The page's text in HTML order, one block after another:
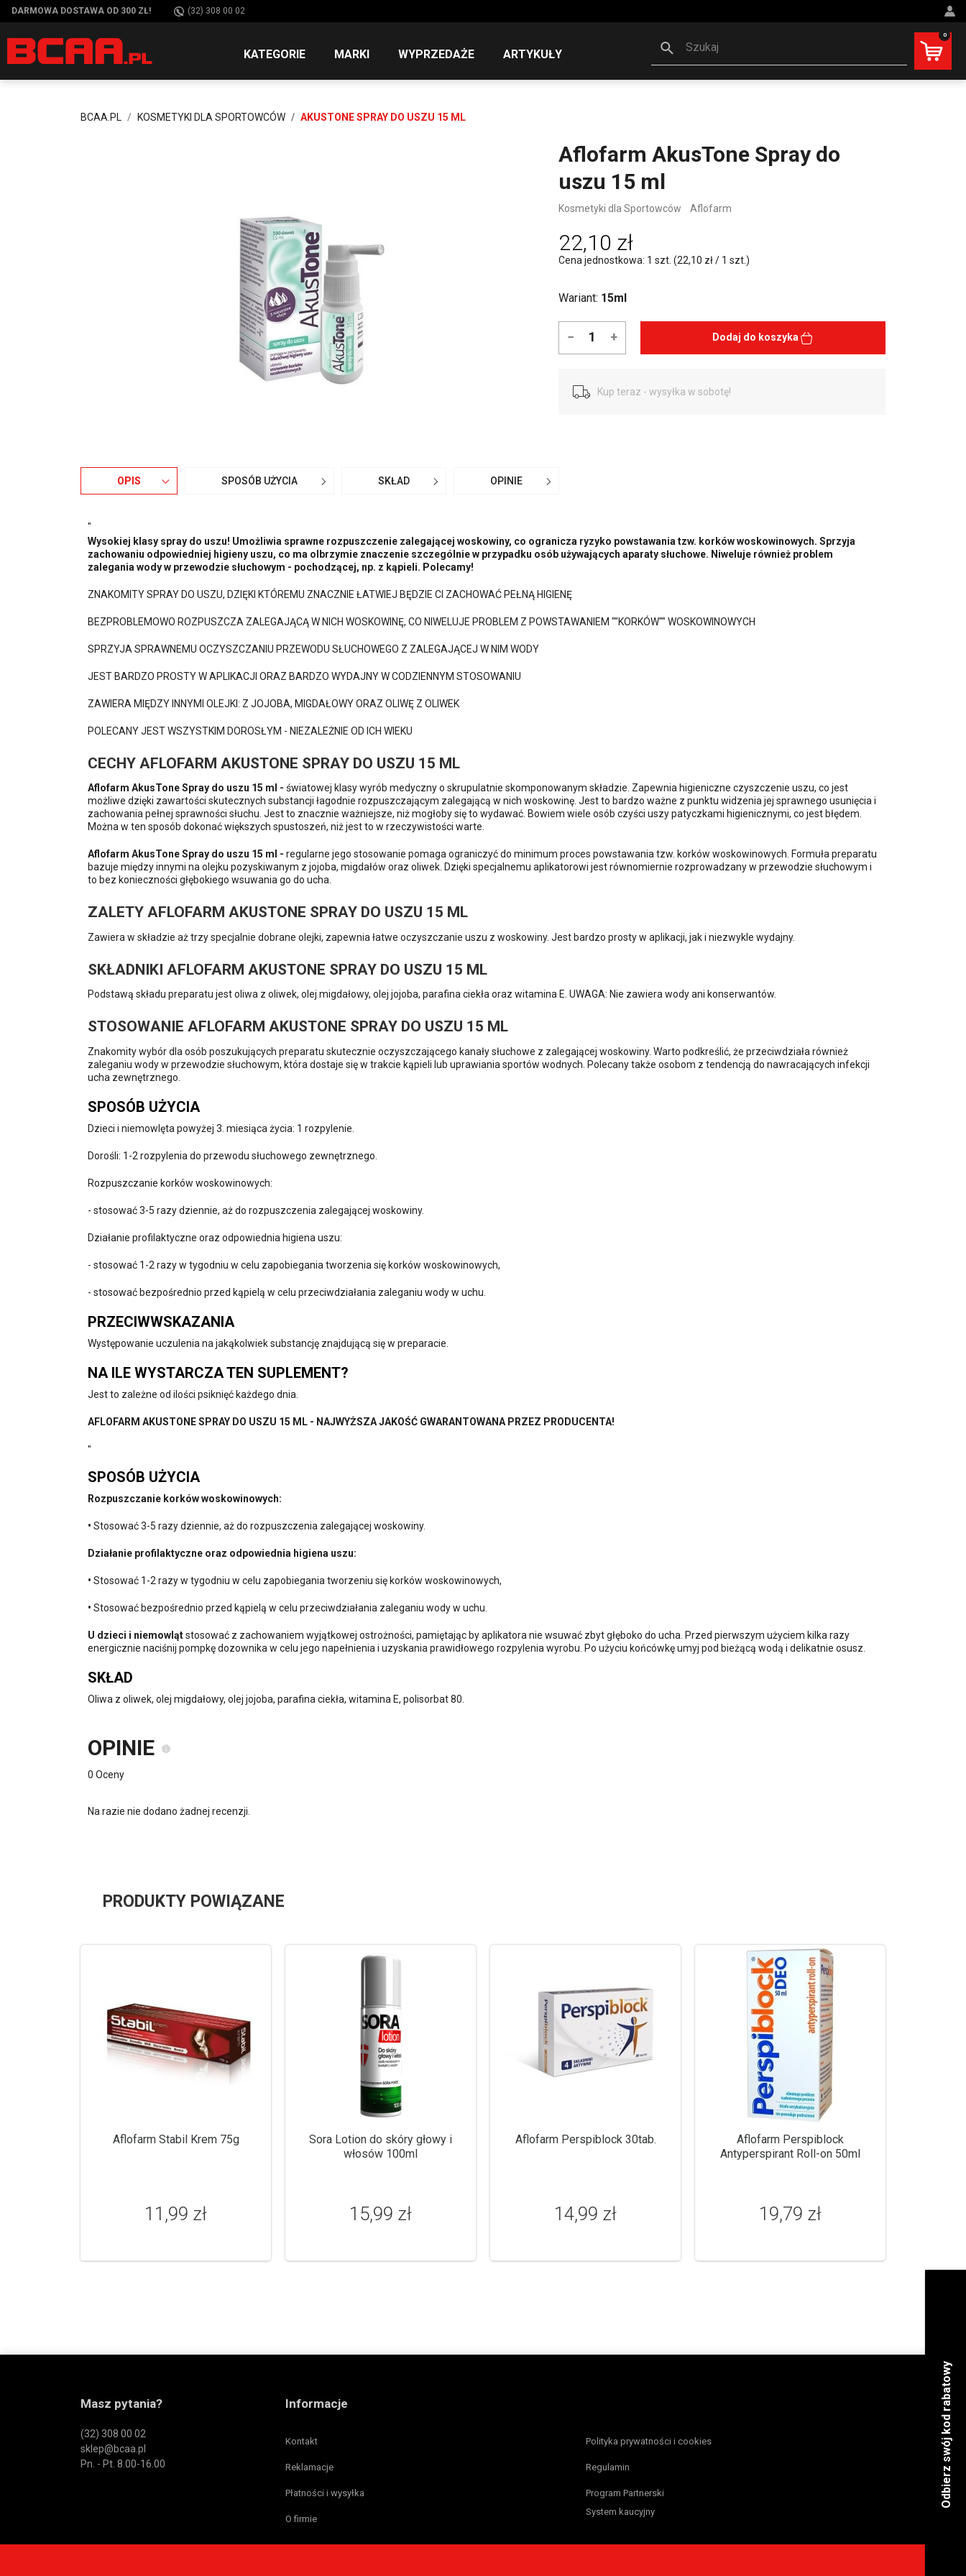
DARMOWA DOSTAWA OD 300 ZŁ! (32) 308 00 02
KATEGORIE MARKI WYPRZEDAŻE ARTYKUŁY
Szukaj
0
BCAA.PL KOSMETYKI DLA SPORTOWCÓW AKUSTONE SPRAY DO USZU 15 ML
Aflofarm AkusTone Spray do
uszu 15 ml
Kosmetyki dla Sportowców Aflofarm
22,10 zł
Cena jednostkowa: 1 szt. (22,10 zł / 1 szt.)
Wariant: 15ml
− + Dodaj do koszyka
Kup teraz - wysyłka w sobotę!
OPIS SPOSÓB UŻYCIA SKŁAD OPINIE
"
Wysokiej klasy spray do uszu! Umożliwia sprawne rozpuszczenie zalegającej woskowiny, co ogranicza ryzyko powstawania tzw. korków woskowinowych. Sprzyja
zachowaniu odpowiedniej higieny uszu, co ma olbrzymie znaczenie szczególnie w przypadku osób używających aparaty słuchowe. Niweluje również problem
zalegania wody w przewodzie słuchowym - pochodzącej, np. z kąpieli. Polecamy!
ZNAKOMITY SPRAY DO USZU, DZIĘKI KTÓREMU ZNACZNIE ŁATWIEJ BĘDZIE CI ZACHOWAĆ PEŁNĄ HIGIENĘ
BEZPROBLEMOWO ROZPUSZCZA ZALEGAJĄCĄ W NICH WOSKOWINĘ, CO NIWELUJE PROBLEM Z POWSTAWANIEM ""KORKÓW"" WOSKOWINOWYCH
SPRZYJA SPRAWNEMU OCZYSZCZANIU PRZEWODU SŁUCHOWEGO Z ZALEGAJĄCEJ W NIM WODY
JEST BARDZO PROSTY W APLIKACJI ORAZ BARDZO WYDAJNY W CODZIENNYM STOSOWANIU
ZAWIERA MIĘDZY INNYMI OLEJKI: Z JOJOBA, MIGDAŁOWY ORAZ OLIWĘ Z OLIWEK
POLECANY JEST WSZYSTKIM DOROSŁYM - NIEZALEŻNIE OD ICH WIEKU
CECHY AFLOFARM AKUSTONE SPRAY DO USZU 15 ML
Aflofarm AkusTone Spray do uszu 15 ml - światowej klasy wyrób medyczny o skrupulatnie skomponowanym składzie. Zapewnia higieniczne czyszczenie uszu, co jest
możliwe dzięki zawartości skutecznych substancji łagodnie rozpuszczającym zalegającą w nich woskowinę. Jest to bardzo ważne z punktu widzenia jej sprawnego usunięcia i
zachowania pełnej sprawności słuchu. Jest to znacznie ważniejsze, niż mogłoby się to wydawać. Bowiem wiele osób czyści uszy patyczkami higienicznymi, co jest błędem.
Można w ten sposób dokonać większych spustoszeń, niż jest to w rzeczywistości warte.
Aflofarm AkusTone Spray do uszu 15 ml - regularne jego stosowanie pomaga ograniczyć do minimum proces powstawania tzw. korków woskowinowych. Formuła preparatu
bazuje między innymi na olejku pozyskiwanym z jojoba, migdałów oraz oliwek. Dzięki specjalnemu aplikatorowi jest równomiernie rozprowadzany w przewodzie słuchowym i
to bez konieczności głębokiego wsuwania go do ucha.
ZALETY AFLOFARM AKUSTONE SPRAY DO USZU 15 ML
Zawiera w składzie aż trzy specjalnie dobrane olejki, zapewnia łatwe oczyszczanie uszu z woskowiny. Jest bardzo prosty w aplikacji, jak i niezwykle wydajny.
SKŁADNIKI AFLOFARM AKUSTONE SPRAY DO USZU 15 ML
Podstawą składu preparatu jest oliwa z oliwek, olej migdałowy, olej jojoba, parafina ciekła oraz witamina E. UWAGA: Nie zawiera wody ani konserwantów.
STOSOWANIE AFLOFARM AKUSTONE SPRAY DO USZU 15 ML
Znakomity wybór dla osób poszukujących preparatu skutecznie oczyszczającego kanały słuchowe z zalegającej woskowiny. Warto podkreślić, że przeciwdziała również
zaleganiu wody w przewodzie słuchowym, która dostaje się w trakcie kąpieli lub uprawiania sportów wodnych. Polecany także osobom z tendencją do nawracających infekcji
ucha zewnętrznego.
SPOSÓB UŻYCIA
Dzieci i niemowlęta powyżej 3. miesiąca życia: 1 rozpylenie.
Dorośli: 1-2 rozpylenia do przewodu słuchowego zewnętrznego.
Rozpuszczanie korków woskowinowych:
- stosować 3-5 razy dziennie, aż do rozpuszczenia zalegającej woskowiny.
Działanie profilaktyczne oraz odpowiednia higiena uszu:
- stosować 1-2 razy w tygodniu w celu zapobiegania tworzenia się korków woskowinowych,
- stosować bezpośrednio przed kąpielą w celu przeciwdziałania zaleganiu wody w uchu.
PRZECIWWSKAZANIA
Występowanie uczulenia na jakąkolwiek substancję znajdującą się w preparacie.
NA ILE WYSTARCZA TEN SUPLEMENT?
Jest to zależne od ilości psiknięć każdego dnia.
AFLOFARM AKUSTONE SPRAY DO USZU 15 ML - NAJWYŻSZA JAKOŚĆ GWARANTOWANA PRZEZ PRODUCENTA!
"
SPOSÓB UŻYCIA
Rozpuszczanie korków woskowinowych:
• Stosować 3-5 razy dziennie, aż do rozpuszczenia zalegającej woskowiny.
Działanie profilaktyczne oraz odpowiednia higiena uszu:
• Stosować 1-2 razy w tygodniu w celu zapobiegania tworzeniu się korków woskowinowych,
• Stosować bezpośrednio przed kąpielą w celu przeciwdziałania zaleganiu wody w uchu.
U dzieci i niemowlątstosować z zachowaniem wyjątkowej ostrożności, pamiętając by aplikatora nie wsuwać zbyt głęboko do ucha. Przed pierwszym użyciem kilka razy
energicznie naciśnij pompkę dozownika w celu jego napełnienia i uzyskania prawidłowego rozpylenia wyrobu. Po użyciu końcówkę umyj pod bieżącą wodą i delikatnie osusz.
SKŁAD
Oliwa z oliwek, olej migdałowy, olej jojoba, parafina ciekła, witamina E, polisorbat 80.
OPINIE
0 Oceny
Na razie nie dodano żadnej recenzji.
PRODUKTY POWIĄZANE
Aflofarm Stabil Krem 75g
11,99 zł
Sora Lotion do skóry głowy i
włosów 100ml
15,99 zł
Aflofarm Perspiblock 30tab.
14,99 zł
Aflofarm Perspiblock
Antyperspirant Roll-on 50ml
19,79 zł
Masz pytania?
(32) 308 00 02
sklep@bcaa.pl
Pn. - Pt. 8.00-16.00
Informacje
Kontakt Polityka prywatności i cookies
Reklamacje Regulamin
Płatności i wysyłka Program Partnerski
O firmie
System kaucyjny